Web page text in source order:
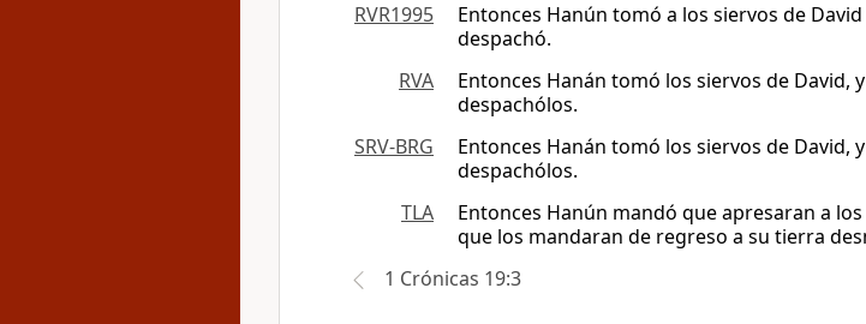
RVR1995
Entonces Hanún tomó a los siervos de
despachó.
RVA
Entonces Hanán tomó los siervos de David,
despachólos.
SRV-BRG
Entonces Hanán tomó los siervos de David,
despachólos.
TLA
Entonces Hanún mandó que apresaran a
que los mandaran de regreso a su tierra
1 Crónicas 19:3